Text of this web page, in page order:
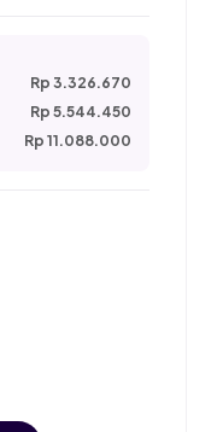
Rp 3.326.670
Rp 5.544.450
Rp 11.088.000